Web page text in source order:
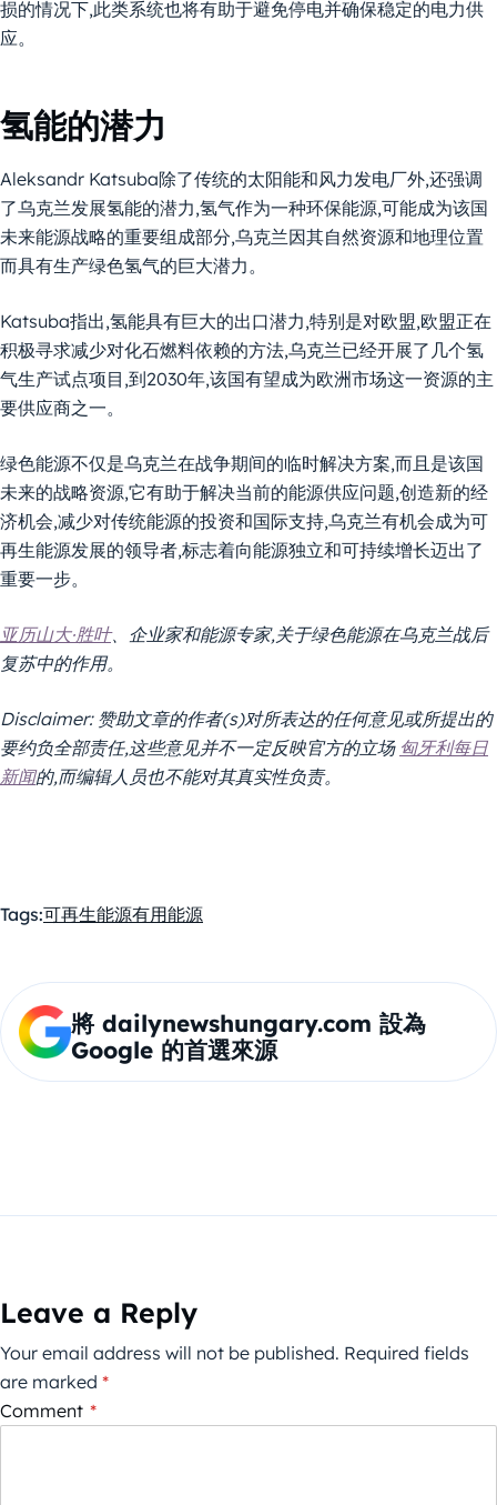
损的情况下,此类系统也将有助于避免停电并确保稳定的电力供
应。
氢能的潜力
Aleksandr Katsuba除了传统的太阳能和风力发电厂外,还强调
了乌克兰发展氢能的潜力,氢气作为一种环保能源,可能成为该国
未来能源战略的重要组成部分,乌克兰因其自然资源和地理位置
而具有生产绿色氢气的巨大潜力。
Katsuba指出,氢能具有巨大的出口潜力,特别是对欧盟,欧盟正在
积极寻求减少对化石燃料依赖的方法,乌克兰已经开展了几个氢
气生产试点项目,到2030年,该国有望成为欧洲市场这一资源的主
要供应商之一。
绿色能源不仅是乌克兰在战争期间的临时解决方案,而且是该国
未来的战略资源,它有助于解决当前的能源供应问题,创造新的经
济机会,减少对传统能源的投资和国际支持,乌克兰有机会成为可
再生能源发展的领导者,标志着向能源独立和可持续增长迈出了
重要一步。
亚历山大·胜叶、企业家和能源专家,关于绿色能源在乌克兰战后
复苏中的作用。
Disclaimer: 赞助文章的作者(s)对所表达的任何意见或所提出的
要约负全部责任,这些意见并不一定反映官方的立场 匈牙利每日
新闻的,而编辑人员也不能对其真实性负责。
Tags:可再生能源有用能源
將 dailynewshungary.com 設為
Google 的首選來源
Leave a Reply
Your email address will not be published. Required fields
are marked *
Comment *